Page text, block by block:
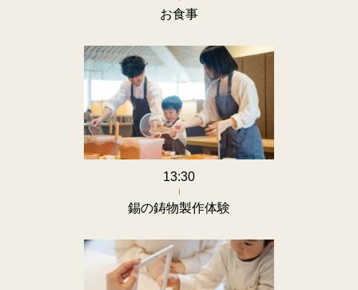
お食事
13:30
錫の鋳物製作体験